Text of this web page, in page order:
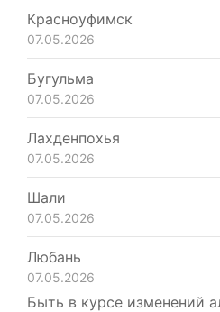
Красноуфимск
07.05.2026
Бугульма
07.05.2026
Лахденпохья
07.05.2026
Шали
07.05.2026
Любань
07.05.2026
Быть в курсе изменений